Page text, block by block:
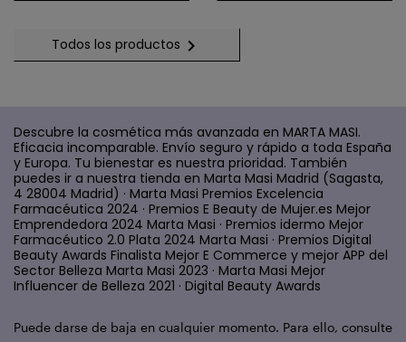
Todos los productos 
Descubre la cosmética más avanzada en MARTA MASI.
Eficacia incomparable. Envío seguro y rápido a toda España
y Europa. Tu bienestar es nuestra prioridad. También
puedes ir a nuestra tienda en Marta Masi Madrid (Sagasta,
4 28004 Madrid) · Marta Masi Premios Excelencia
Farmacéutica 2024 · Premios E Beauty de Mujer.es Mejor
Emprendedora 2024 Marta Masi · Premios idermo Mejor
Farmacéutico 2.0 Plata 2024 Marta Masi · Premios Digital
Beauty Awards Finalista Mejor E Commerce y mejor APP del
Sector Belleza Marta Masi 2023 · Marta Masi Mejor
Influencer de Belleza 2021 · Digital Beauty Awards
Puede darse de baja en cualquier momento. Para ello, consulte